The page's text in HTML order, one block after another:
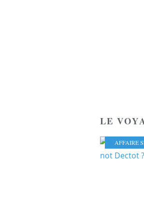
LE
AFFAIRE